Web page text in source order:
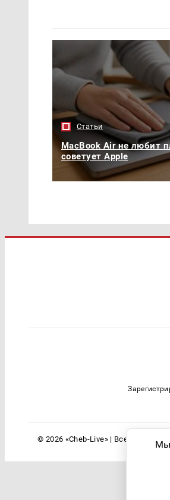
Статьи
MacBook Air не любит
советует Apple
© 2026 «Cheb-Live» | Все праваМы